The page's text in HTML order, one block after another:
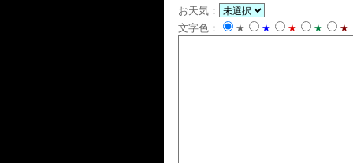
お天気：
文字色：
★ ★ ★ ★ ★